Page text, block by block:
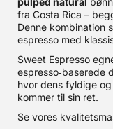
fra Costa Rica –
Denne kombination
espresso med
Sweet Espresso
espresso‑baserede
hvor dens fyldige
kommer til sin ret.
Se vores